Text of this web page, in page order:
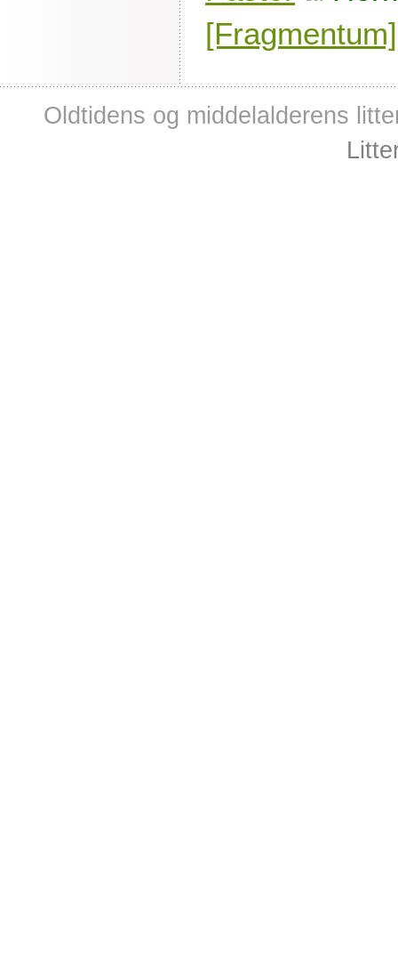
[Fragmentum]
Oldtidens og middelalderens